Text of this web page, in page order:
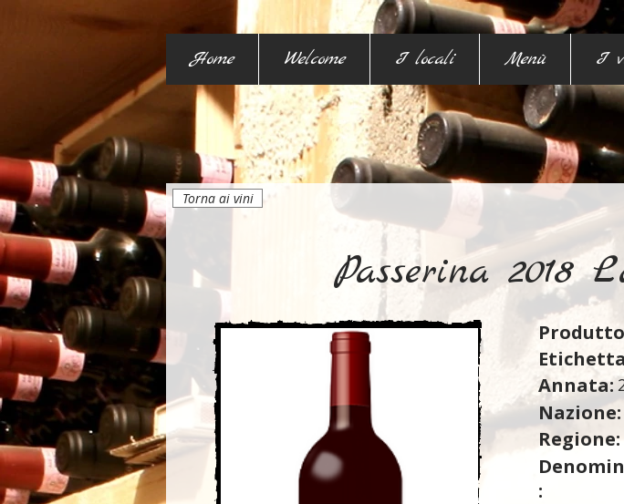
Home Welcome I locali Menù I
Torna ai vini
Passerina 2018
Annata:
Nazione:
Regione:
: